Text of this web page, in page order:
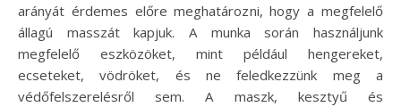
arányát érdemes előre meghatározni, hogy a megfelelő
állagú masszát kapjuk. A munka során használjunk
megfelelő eszközöket, mint például hengereket,
ecseteket, vödröket, és ne feledkezzünk meg a
védőfelszerelésről sem. A maszk, kesztyű és